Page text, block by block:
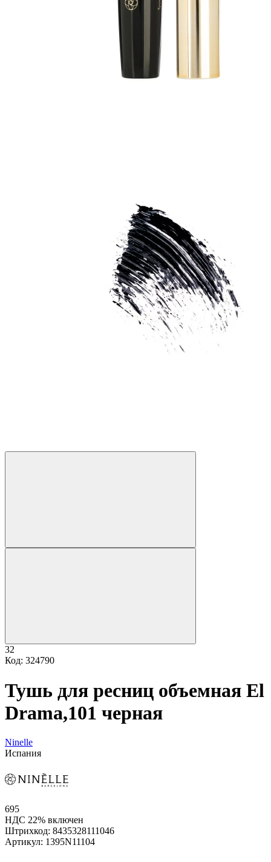
32
Код: 324790
Тушь для ресниц объемная El
Drama,101 черная
Ninelle
Испания
695
НДС 22% включен
Штрихкод: 8435328111046
Артикул: 1395N11104